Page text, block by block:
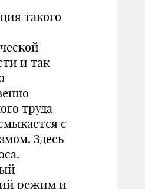
такого
и так
труда
с
Здесь
режим и